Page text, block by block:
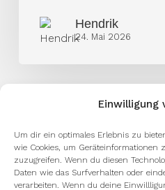
Einwilligung
Um dir ein optimales Erlebnis zu
wie Cookies, um Geräteinformationen
zuzugreifen. Wenn du diesen
Daten wie das Surfverhalten oder
verarbeiten. Wenn du deine
Hendrik
24. Mai 2026